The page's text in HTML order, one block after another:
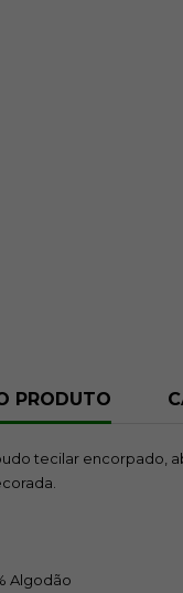
PRODUTO
tecilar encorpado,
Algodão